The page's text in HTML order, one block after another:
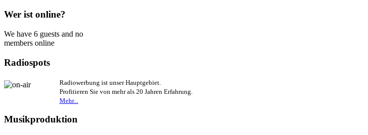
Wer ist online?
We have 6 guests and no
members online
Radiospots
Radiowerbung ist unser Hauptgebiet.
Profitieren Sie von mehr als 20 Jahren Erfahrung.
Mehr...
Musikproduktion